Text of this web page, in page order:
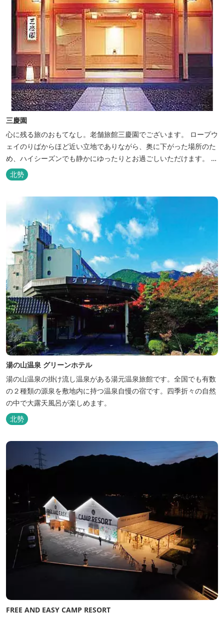
三慶園
心に残る旅のおもてなし。老舗旅館三慶園でございます。 ロープウ
ェイのりばからほど近い立地でありながら、奥に下がった場所のた
め、ハイシーズンでも静かにゆったりとお過ごしいただけます。 自
慢の大浴場からは、雄大な御在所岳を背に、御在所ロープウェイが
望めます。季節ごとに表情を変える湯の山の自然と対話しながら至
極のひとときをどうぞ。
北勢
湯の山温泉 グリーンホテル
湯の山温泉の掛け流し温泉がある湯元温泉旅館です。全国でも有数
の２種類の源泉を敷地内に持つ温泉自慢の宿です。四季折々の自然
の中で大露天風呂が楽しめます。
北勢
FREE AND EASY CAMP RESORT